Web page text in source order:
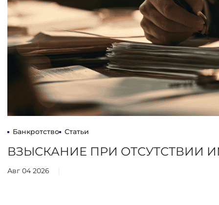
Банкротство Статьи
ВЗЫСКАНИЕ ПРИ ОТСУТСТВИИ
Авг 04 2026